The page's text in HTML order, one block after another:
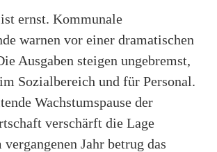
ernst. Kommunale
warnen vor einer dramatischen
Ausgaben steigen ungebremst,
Sozialbereich und für Personal.
Wachstumspause der
verschärft die Lage
Jahr betrug das